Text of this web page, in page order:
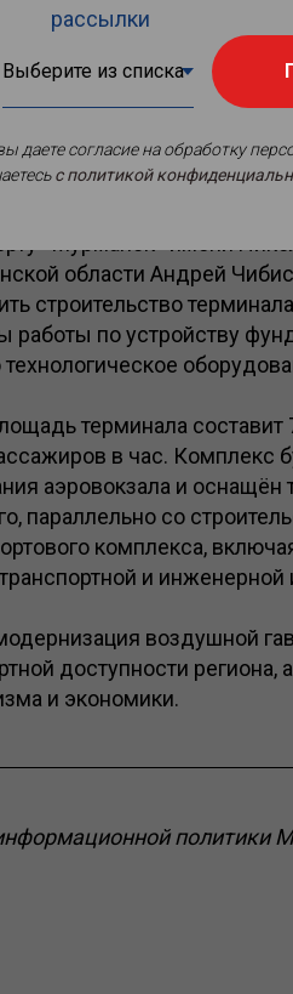
«Мурманск» имени
области Андрей
строительство
работы по устройству
терминала составит
в час. Комплекс
аэровокзала и оснащён
параллельно со
комплекса,
и инженерной
воздушной
доступности региона,
и экономики.
политики
рассылки
даете согласие на обработку
c политикой